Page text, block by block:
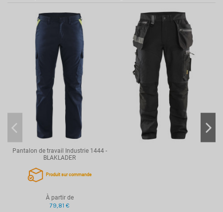
BKL1799
Pantalon de travail Industrie 1444 -
BLAKLADER
Produit sur commande
À partir de
79,81 €